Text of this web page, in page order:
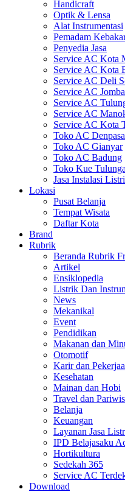
Handicraft
Optik & Lensa
Alat Instrumentasi
Pemadam
Penyedia Jasa
Service AC Kota
Service AC Kota
Service AC Deli
Service AC
Service AC
Service AC
Service AC Kota
Toko AC
Toko AC Gianyar
Toko AC Badung
Toko Kue
Jasa Instalasi
Lokasi
Pusat Belanja
Tempat Wisata
Daftar Kota
Brand
Rubrik
Beranda Rubrik
Artikel
Ensiklopedia
Listrik Dan
News
Mekanikal
Event
Pendidikan
Makanan dan
Otomotif
Karir dan
Kesehatan
Mainan dan Hobi
Travel dan
Belanja
Keuangan
Layanan Jasa
IPD Belajasaku
Hortikultura
Sedekah 365
Service AC
Download